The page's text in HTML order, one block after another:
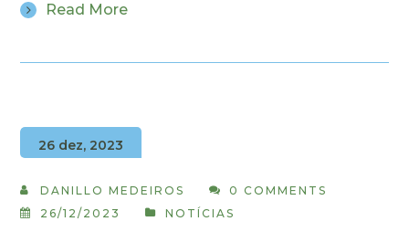
Read More
26 dez, 2023
DANILLO MEDEIROS
0 COMMENTS
26/12/2023
NOTÍCIAS